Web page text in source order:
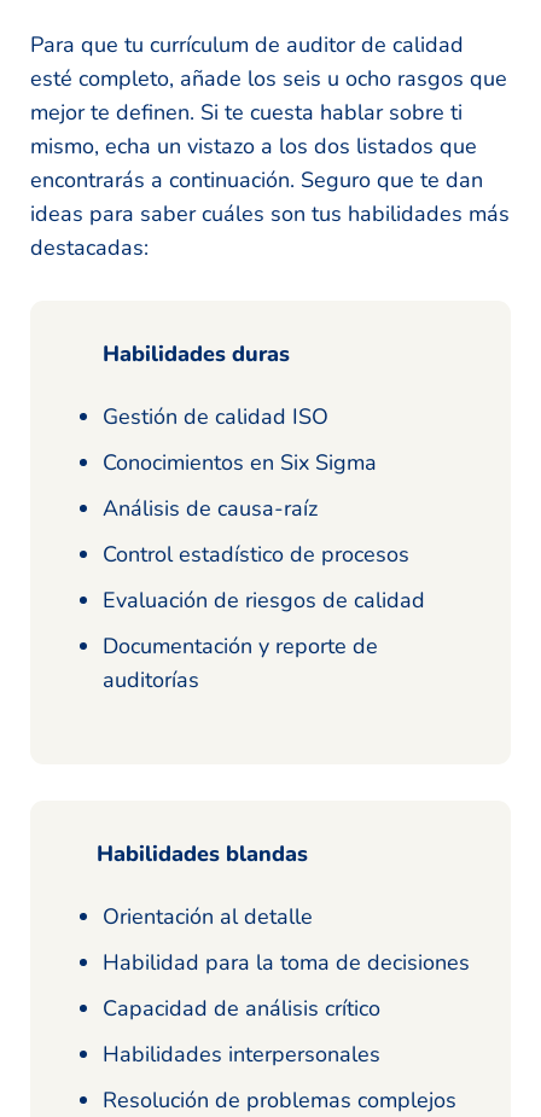
Para que tu currículum de auditor de calidad
esté completo, añade los seis u ocho rasgos que
mejor te definen. Si te cuesta hablar sobre ti
mismo, echa un vistazo a los dos listados que
encontrarás a continuación. Seguro que te dan
ideas para saber cuáles son tus habilidades más
destacadas:
Habilidades duras
Gestión de calidad ISO
Conocimientos en Six Sigma
Análisis de causa-raíz
Control estadístico de procesos
Evaluación de riesgos de calidad
Documentación y reporte de
auditorías
Habilidades blandas
Orientación al detalle
Habilidad para la toma de decisiones
Capacidad de análisis crítico
Habilidades interpersonales
Resolución de problemas complejos